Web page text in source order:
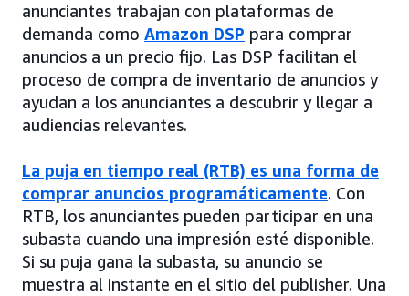
anunciantes trabajan con plataformas de
demanda como Amazon DSP para comprar
anuncios a un precio fijo. Las DSP facilitan el
proceso de compra de inventario de anuncios y
ayudan a los anunciantes a descubrir y llegar a
audiencias relevantes.
La puja en tiempo real (RTB) es una forma de
comprar anuncios programáticamente. Con
RTB, los anunciantes pueden participar en una
subasta cuando una impresión esté disponible.
Si su puja gana la subasta, su anuncio se
muestra al instante en el sitio del publisher. Una